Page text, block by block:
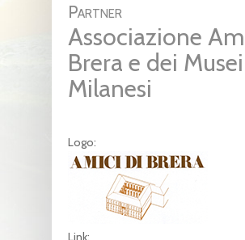
Partner
Associazione
Brera e dei Musei
Milanesi
Logo:
Link: